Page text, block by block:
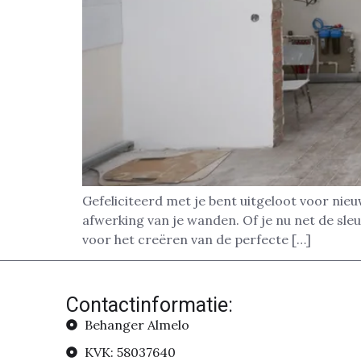
Gefeliciteerd met je bent uitgeloot voor
afwerking van je wanden. Of je nu net de
voor het creëren van de perfecte […]
Contactinformatie:
Behanger Almelo
KVK: 58037640